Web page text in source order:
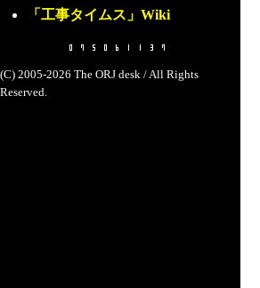
「工事タイムス」Wiki
(C) 2005-2026 The ORJ desk / All Rights
Reserved.